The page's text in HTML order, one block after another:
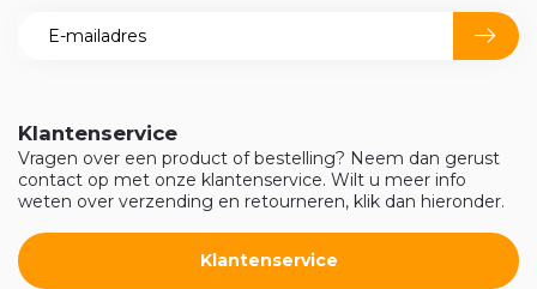
Klantenservice
Vragen over een product of bestelling? Neem dan gerust
contact op met onze klantenservice. Wilt u meer info
weten over verzending en retourneren, klik dan hieronder.
Klantenservice